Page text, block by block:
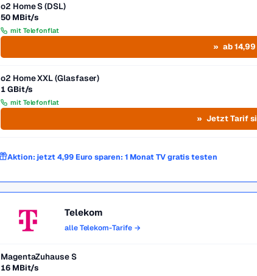
o2 Home S (DSL)
50 MBit/s
mit Telefonflat
ab
o2 Home XXL (Glasfaser)
1 GBit/s
mit Telefonflat
Jetzt Tarif
Aktion: jetzt 4,99 Euro sparen: 1 Monat TV gratis testen
Telekom
alle Telekom-Tarife →
MagentaZuhause S
16 MBit/s